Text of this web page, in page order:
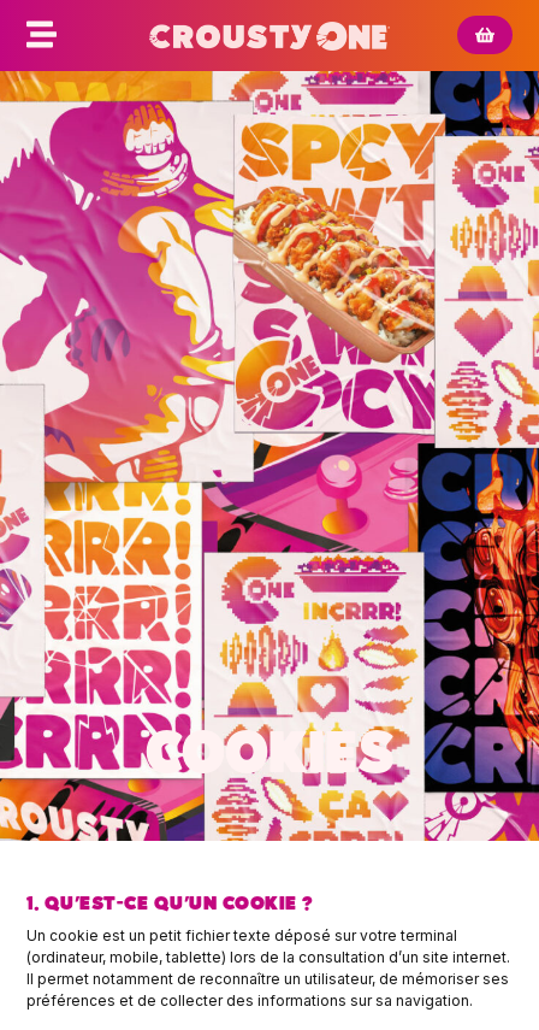
COOKIES
1. QU’EST-CE QU’UN COOKIE ?
Un cookie est un petit fichier texte déposé sur votre terminal
(ordinateur, mobile, tablette) lors de la consultation d’un site internet.
Il permet notamment de reconnaître un utilisateur, de mémoriser ses
préférences et de collecter des informations sur sa navigation.